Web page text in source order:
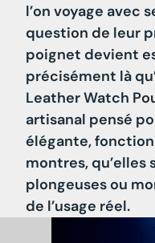
l’on voyage avec
question de leur
poignet devient
précisément là
Leather Watch
artisanal pensé
élégante,
montres,
plongeuses ou
de l’usage réel.